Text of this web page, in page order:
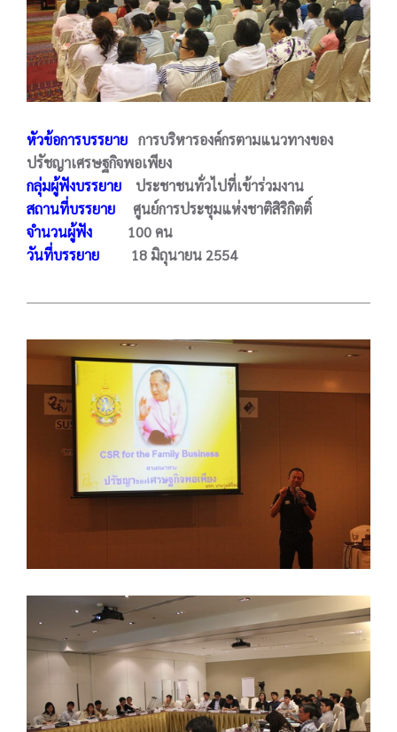
หัวข้อการบรรยาย การบริหารองค์กรตามแนวทางของ
ปรัชญาเศรษฐกิจพอเพียง
กลุ่มผู้ฟังบรรยาย ประชาชนทั่วไปที่เข้าร่วมงาน
สถานที่บรรยาย ศูนย์การประชุมแห่งชาติสิริกิตติ์
จำนวนผู้ฟัง 100 คน
วันที่บรรยาย 18 มิถุนายน 2554